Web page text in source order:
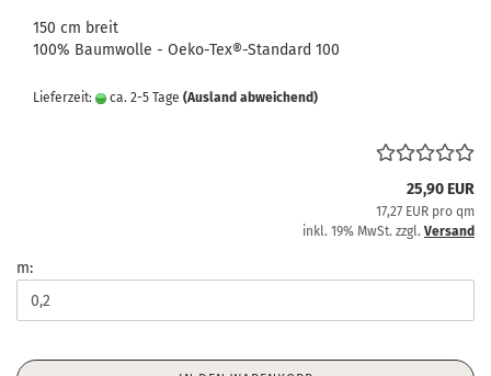
150 cm breit
100% Baumwolle - Oeko-Tex®-Standard 100
Lieferzeit: ca. 2-5 Tage (Ausland abweichend)
25,90 EUR
17,27 EUR pro qm
inkl. 19% MwSt. zzgl. Versand
m: